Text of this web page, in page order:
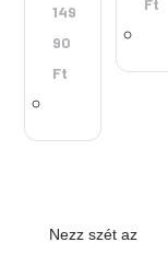
149
90
Ft
Ft
Nezz szét az